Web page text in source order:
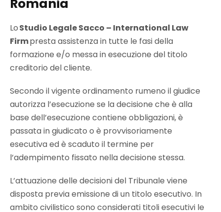
Romania
LoStudio Legale Sacco – International Law
Firmpresta assistenza in tutte le fasi della
formazione e/o messa in esecuzione del titolo
creditorio del cliente.
Secondo il vigente ordinamento rumeno il giudice
autorizza l’esecuzione se la decisione che è alla
base dell’esecuzione contiene obbligazioni, è
passata in giudicato o è provvisoriamente
esecutiva ed è scaduto il termine per
l’adempimento fissato nella decisione stessa.
L’attuazione delle decisioni del Tribunale viene
disposta previa emissione di un titolo esecutivo. In
ambito civilistico sono considerati titoli esecutivi le